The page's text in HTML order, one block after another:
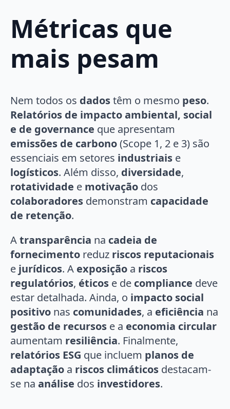
Métricas que
mais pesam
Nem todos os dadostêm o mesmo peso.
Relatórios de impacto ambiental, social
e de governance que apresentam
emissões de carbono(Scope 1, 2 e 3) são
essenciais em setores industriais e
logísticos. Além disso, diversidade,
rotatividade e motivação dos
colaboradores demonstram capacidade
de retenção.
Atransparência na cadeia de
fornecimento reduz riscos reputacionais
e jurídicos. A exposição a riscos
regulatórios, éticos e de compliance deve
estar detalhada. Ainda, o impacto social
positivo nas comunidades, a eficiência na
gestão de recursos e a economia circular
aumentam resiliência. Finalmente,
relatórios ESG que incluem planos de
adaptação a riscos climáticos destacam-
se na análise dos investidores.